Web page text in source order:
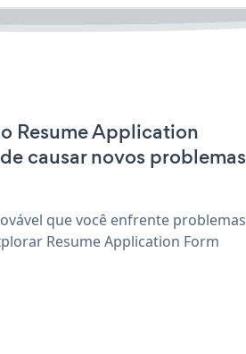
Resume Application
causar novos problemas
que você enfrente problemas
Resume Application Form